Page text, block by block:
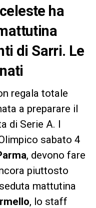
ha
di Sarri. Le
regala totale
a preparare il
di Serie A. I
sabato 4
, devono fare
piuttosto
mattutina
, lo staff